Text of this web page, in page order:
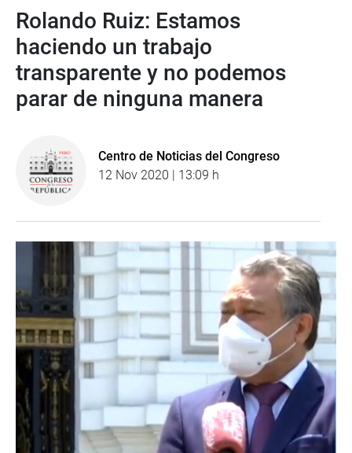
Rolando Ruiz: Estamos
haciendo un trabajo
transparente y no podemos
parar de ninguna manera
Centro de Noticias del Congreso
12 Nov 2020 | 13:09 h